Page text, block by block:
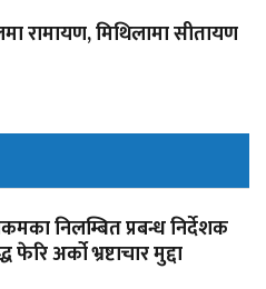
रामायण, मिथिलामा सीतायण
निलम्बित प्रबन्ध निर्देशक
अर्को भ्रष्टाचार मुद्दा